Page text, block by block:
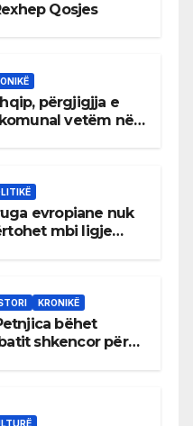
Qosjes
përgjigjja e
vetëm në
evropiane nuk
mbi ligje
KRONIKË
bëhet
shkencor për